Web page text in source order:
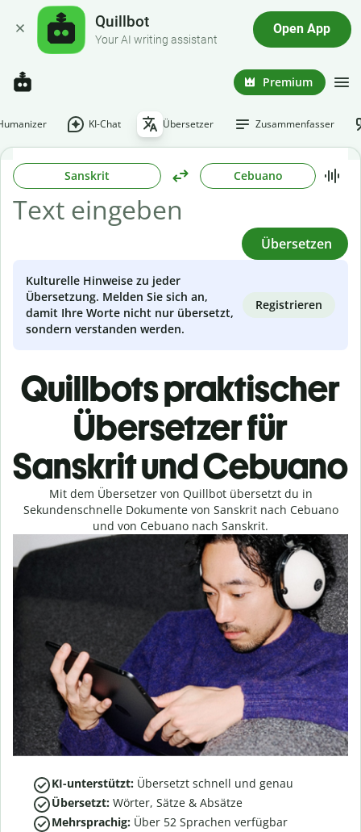
Quillbot
Your AI writing assistant
Open App
Premium
KI-Chat Übersetzer Zusammenfasser
Sanskrit Cebuano
Übersetzen
Kulturelle Hinweise zu jeder
Übersetzung. Melden Sie sich an,
damit Ihre Worte nicht nur übersetzt,
sondern verstanden werden.
Registrieren
Quillbots praktischer
Übersetzer für
Sanskrit und Cebuano
Mit dem Übersetzer von Quillbot übersetzt du in
Sekundenschnelle Dokumente von Sanskrit nach Cebuano
und von Cebuano nach Sanskrit.
KI-unterstützt: Übersetzt schnell und genau
Übersetzt: Wörter, Sätze & Absätze
Mehrsprachig: Über 52 Sprachen verfügbar